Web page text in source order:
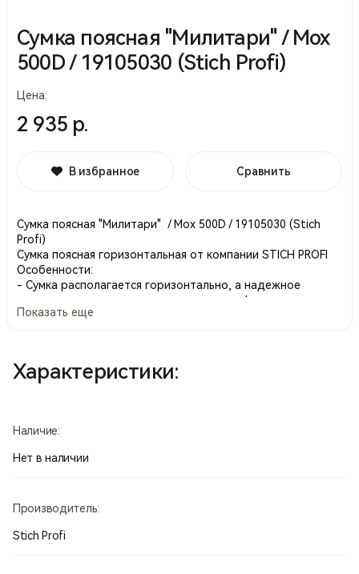
Сумка поясная "Милитари" / Мох
500D / 19105030 (Stich Profi)
Цена:
2 935 р.
В избранное Сравнить
Сумка поясная "Милитари" / Мох 500D / 19105030 (Stich
Profi)
Сумка поясная горизонтальная от компании STICH PROFI
Особенности:
- Сумка располагается горизонтально, а надежное
крепление ремня выполнено с помощью фастекса.
- Сумка снабжена 5-ю карманами - 4 с внешней стороны,
внутренним карманом сеткой, и внешний, с двумя
резинками и внешним карманом.
Материал: нейлон плотностью 500D
Фурнитура: SBS
Показать еще
Характеристики:
Наличие:
Нет в наличии
Производитель:
Stich Profi